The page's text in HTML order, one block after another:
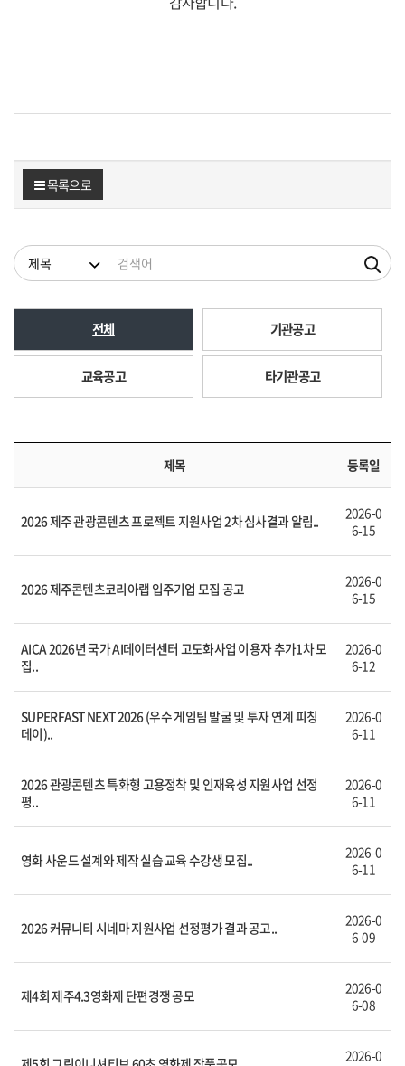
목록으로
검색조건 검색어
전체 기관공고
교육공고 타기관공고
제목 등록일
2026 제주 관광콘텐츠 프로젝트 지원사업 2차 심사결과 알림..
2026-0
6-15
2026 제주콘텐츠코리아랩 입주기업 모집 공고
2026-0
6-15
AICA 2026년 국가 AI데이터센터 고도화사업 이용자 추가1차 모
집..
2026-0
6-12
SUPERFAST NEXT 2026 (우수 게임팀 발굴 및 투자 연계 피칭
데이)..
2026-0
6-11
2026 관광콘텐츠 특화형 고용정착 및 인재육성 지원사업 선정
평..
2026-0
6-11
영화 사운드 설계와 제작 실습 교육 수강생 모집..
2026-0
6-11
2026 커뮤니티 시네마 지원사업 선정평가 결과 공고..
2026-0
6-09
제4회 제주4.3영화제 단편경쟁 공모
2026-0
6-08
2026-0